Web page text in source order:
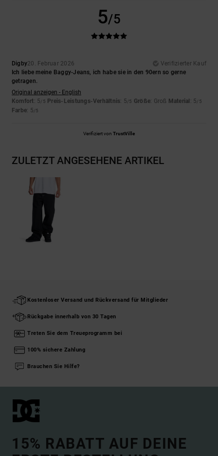
5/5
Digby20. Februar 2026
Verifizierter Kauf
Ich liebe meine Baggy-Jeans, ich habe sie in den 90ern so gerne
getragen.
Original anzeigen - English
Komfort: 5/5 Preis-Leistungs-Verhältnis: 5/5 Größe: Groß Material : 5/5
Farbe: 5/5
Verifiziert von TrustVille
ZULETZT ANGESEHENE ARTIKEL
Kostenloser Versand und Rückversand für Mitglieder
Rückgabe innerhalb von 30 Tagen
Treten Sie dem Treueprogramm bei
100% sichere Zahlung
Brauchen Sie Hilfe?
15% RABATT AUF DEINE